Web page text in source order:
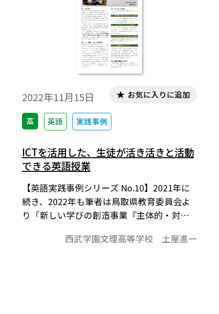
2022年11月15日
高 英語 実践事例
お気に入りに追加
ICTを活用した、生徒が活き活きと活動
できる英語授業
【英語実践事例シリーズ No.10】2021年に
続き、2022年も筆者は鳥取県教育委員会よ
り「新しい学びの創造事業『主体的・対話
授業助言者として招聘され、先日、鳥取県
西武学園文理高等学校 土屋進一